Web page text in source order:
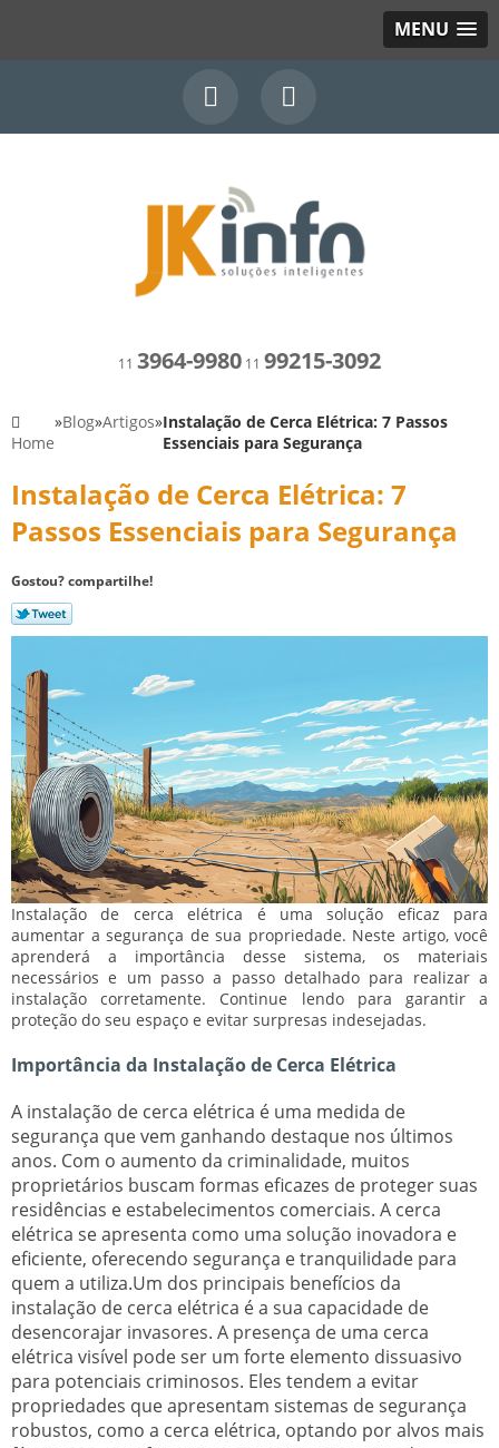
MENU
11 3964-9980 11 99215-3092
Home
»Blog»Artigos»Instalação de Cerca Elétrica: 7 Passos
Essenciais para Segurança
Instalação de Cerca Elétrica: 7
Passos Essenciais para Segurança
Gostou? compartilhe!
Instalação de cerca elétrica é uma solução eficaz para
aumentar a segurança de sua propriedade. Neste artigo, você
aprenderá a importância desse sistema, os materiais
necessários e um passo a passo detalhado para realizar a
instalação corretamente. Continue lendo para garantir a
proteção do seu espaço e evitar surpresas indesejadas.
Importância da Instalação de Cerca Elétrica
A instalação de cerca elétrica é uma medida de
segurança que vem ganhando destaque nos últimos
anos. Com o aumento da criminalidade, muitos
proprietários buscam formas eficazes de proteger suas
residências e estabelecimentos comerciais. A cerca
elétrica se apresenta como uma solução inovadora e
eficiente, oferecendo segurança e tranquilidade para
quem a utiliza.Um dos principais benefícios da
instalação de cerca elétrica é a sua capacidade de
desencorajar invasores. A presença de uma cerca
elétrica visível pode ser um forte elemento dissuasivo
para potenciais criminosos. Eles tendem a evitar
propriedades que apresentam sistemas de segurança
robustos, como a cerca elétrica, optando por alvos mais